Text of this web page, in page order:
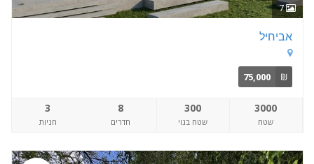
7
אביחיל
₪
75,000
3000
שטח
300
שטח בנוי
8
חדרים
3
חניות